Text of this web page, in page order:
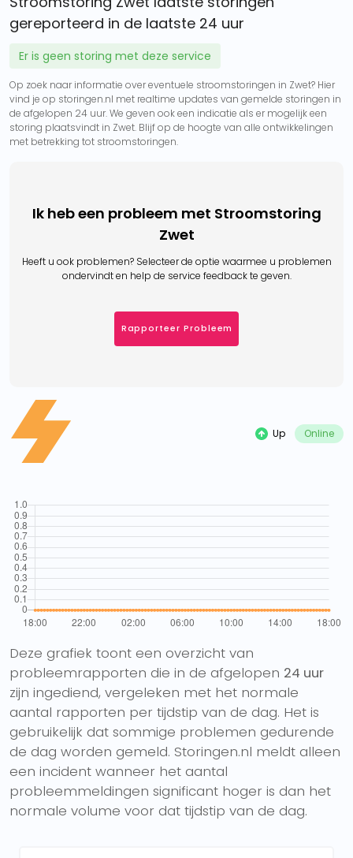
gereporteerd in de laatste 24 uur
Er is geen storing met deze service
Op zoek naar informatie over eventuele stroomstoringen in Zwet? Hier
vind je op storingen.nl met realtime updates van gemelde storingen in
de afgelopen 24 uur. We geven ook een indicatie als er mogelijk een
storing plaatsvindt in Zwet. Blijf op de hoogte van alle ontwikkelingen
met betrekking tot stroomstoringen.
Ik heb een probleem met Stroomstoring
Zwet
Heeft u ook problemen? Selecteer de optie waarmee u problemen
ondervindt en help de service feedback te geven.
Rapporteer Probleem
Up Online
Deze grafiek toont een overzicht van
probleemrapporten die in de afgelopen 24 uur
zijn ingediend, vergeleken met het normale
aantal rapporten per tijdstip van de dag. Het is
gebruikelijk dat sommige problemen gedurende
de dag worden gemeld. Storingen.nl meldt alleen
een incident wanneer het aantal
probleemmeldingen significant hoger is dan het
normale volume voor dat tijdstip van de dag.